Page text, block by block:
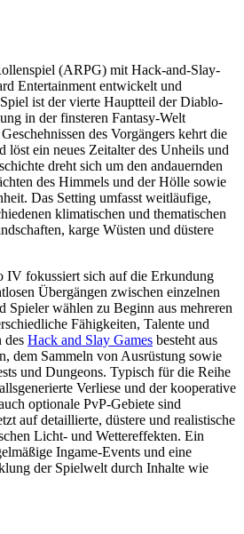
(ARPG) mit Hack-and-Slay-
Entertainment entwickelt und
ist der vierte Hauptteil der Diablo-
in der finsteren Fantasy-Welt
des Vorgängers kehrt die
ein neues Zeitalter des Unheils und
dreht sich um den andauernden
des Himmels und der Hölle sowie
Das Setting umfasst weitläufige,
klimatischen und thematischen
karge Wüsten und düstere
IV fokussiert sich auf die Erkundung
Übergängen zwischen einzelnen
Spieler wählen zu Beginn aus mehreren
Fähigkeiten, Talente und
des Hack and Slay Games besteht aus
dem Sammeln von Ausrüstung sowie
und Dungeons. Typisch für die Reihe
Verliese und der kooperative
optionale PvP-Gebiete sind
auf detaillierte, düstere und realistische
Licht- und Wettereffekten. Ein
Ingame-Events und eine
der Spielwelt durch Inhalte wie